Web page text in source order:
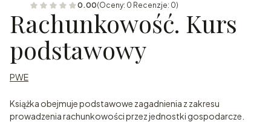
0.00(Oceny: 0 Recenzje: 0)
Rachunkowość. Kurs
podstawowy
PWE
Książka obejmuje podstawowe zagadnienia z zakresu
prowadzenia rachunkowości przez jednostki gospodarcze.